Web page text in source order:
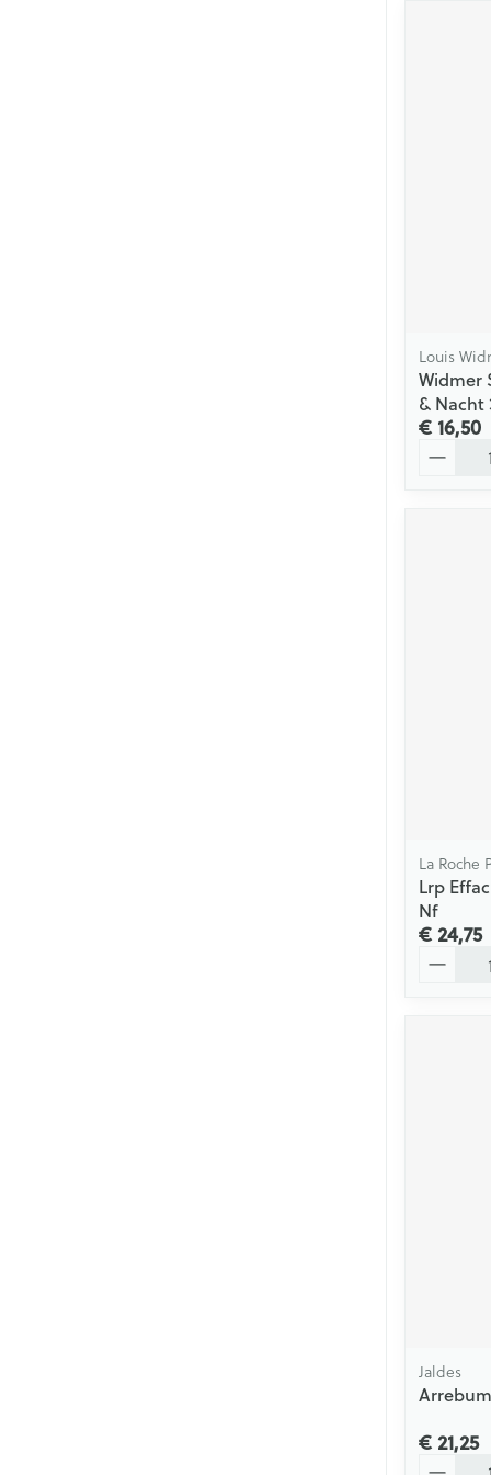
Louis
Widmer
& Nacht
€ 16,50
La Roche
Lrp
Nf
€ 24,75
Jaldes
€ 21,25